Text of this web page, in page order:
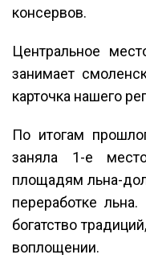
консервов.
Центральное
занимает
карточка нашего
По итогам
заняла 1-е
площадям льна-
переработке
богатство
воплощении.